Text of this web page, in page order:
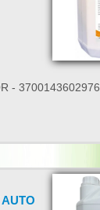
- 3700143602976